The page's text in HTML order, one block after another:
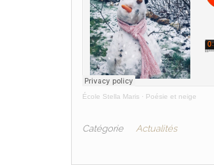
École Stella Maris · Poésie et neige
Catégorie Actualités